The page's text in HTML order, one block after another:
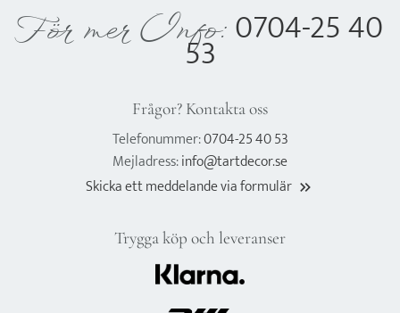
För mer Info: 0704-25 40
53
Frågor? Kontakta oss
Telefonummer:0704-25 40 53
Mejladress:info@tartdecor.se
Skicka ett meddelande via formulär keyboard_double_arrow_right
Trygga köp och leveranser